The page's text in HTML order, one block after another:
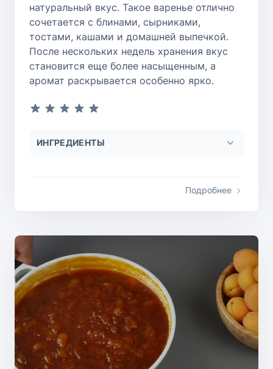
натуральный вкус. Такое варенье отлично
сочетается с блинами, сырниками,
тостами, кашами и домашней выпечкой.
После нескольких недель хранения вкус
становится еще более насыщенным, а
аромат раскрывается особенно ярко.
ИНГРЕДИЕНТЫ
Подробнее